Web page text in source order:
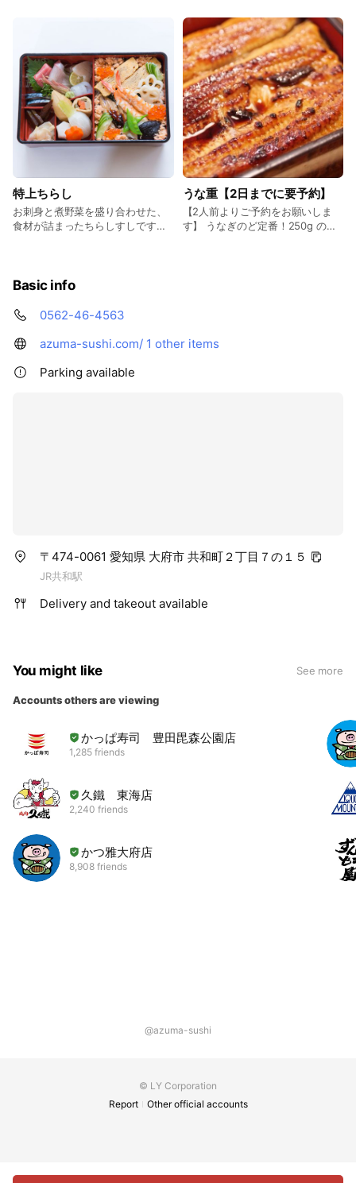
スメです。 ＜濃厚なコクと旨味の
“黒”＞ 【煮穴子】活け締め穴子を
丁寧に処理し「醤油」と「ザラ
メ」でふっくら煮上げました。こ
っくり濃厚な煮ツメは、穴子の旨
味をグンと引き立てます。 ＜ゆず
香るさっぱりの “白”＞ 【白煮穴
子】「お酒」と「砂糖」だけで 煮
上げる「沢煮」という技法をアレ
ンジ。 香ばしく炙って、穴子の風
味を引き立て ます。ゆずの香りと
お塩でどうぞ。 ...3,456円(税込）
特上ちらし
お刺身と煮野菜を盛り合わせた、
食材が詰まったちらしすしです。
うな重【2日までに要予約】
【2人前よりご予約をお願いしま
す】 うなぎのど定番！250g の肉
Basic info
0562-46-4563
azuma-sushi.com/ 1 other items
Parking available
〒474-0061 愛知県 大府市 共和町２丁目７の１５
JR共和駅
Delivery and takeout available
You might like See more
Accounts others are viewing
かっぱ寿司 豊田毘森公園店
1,285 friends
久鐵 東海店
2,240 friends
かつ雅大府店
8,908 friends
@azuma-sushi
© LY Corporation
Report
Other official accounts